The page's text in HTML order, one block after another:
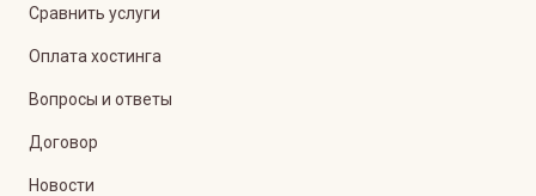
Сравнить услуги
Оплата хостинга
Вопросы и ответы
Договор
Новости